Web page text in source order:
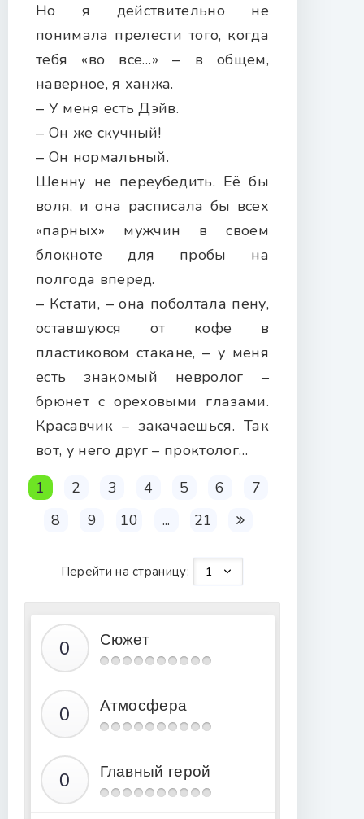
Но я действительно не
понимала прелести того, когда
тебя «во все…» ‒ в общем,
наверное, я ханжа.
‒ У меня есть Дэйв.
‒ Он же скучный!
‒ Он нормальный.
Шенну не переубедить. Её бы
воля, и она расписала бы всех
«парных» мужчин в своем
блокноте для пробы на
полгода вперед.
‒ Кстати, ‒ она поболтала пену,
оставшуюся от кофе в
пластиковом стакане, ‒ у меня
есть знакомый невролог –
брюнет с ореховыми глазами.
Красавчик – закачаешься. Так
вот, у него друг – проктолог…
1
2 3 4 5 6
7
8
9 10 ... 21
Перейти на страницу:
Сюжет
Атмосфера
Главный герой